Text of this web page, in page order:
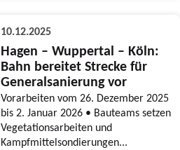
10.12.2025
Hagen – Wuppertal – Köln:
Bahn bereitet Strecke für
Generalsanierung vor
Vorarbeiten vom 26. Dezember 2025
bis 2. Januar 2026 • Bauteams setzen
Vegetationsarbeiten und
Kampfmittelsondierungen...